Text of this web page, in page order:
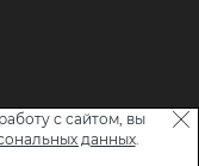
с сайтом, вы
данных.